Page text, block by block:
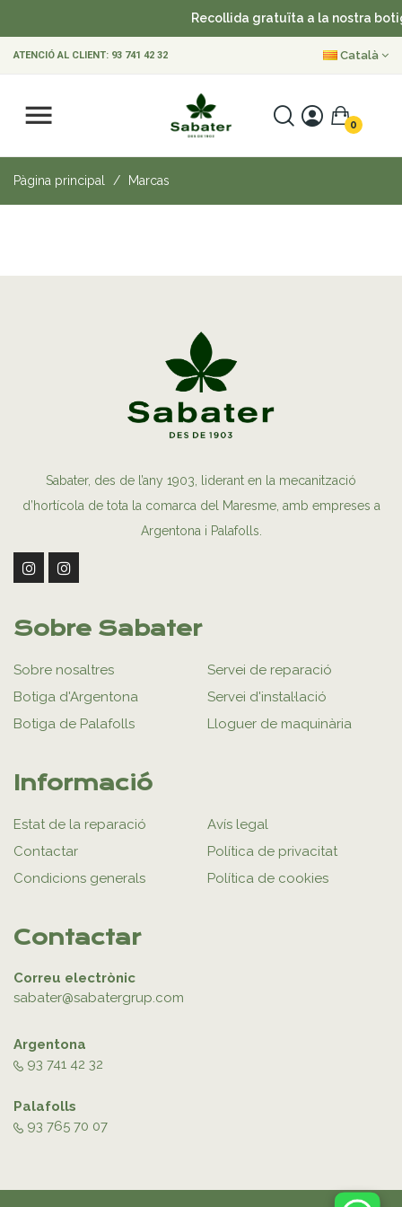
Recollida gratuïta a la nostra
ATENCIÓ AL CLIENT: 93 741 42 32 Català
0
Pàgina principal Marcas
Sabater, des de l’any 1903, liderant en la mecanització
d’hortícola de tota la comarca del Maresme, amb empreses a
Argentona i Palafolls.
Sobre Sabater
Sobre nosaltres
Botiga d'Argentona
Botiga de Palafolls
Servei de reparació
Servei d'instal·lació
Lloguer de maquinària
Informació
Estat de la reparació
Contactar
Condicions generals
Avís legal
Política de privacitat
Política de cookies
Contactar
Correu electrònic
sabater@sabatergrup.com
Argentona
93 741 42 32
Palafolls
93 765 70 07